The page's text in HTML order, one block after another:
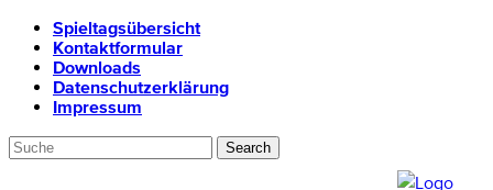
Spieltagsübersicht
Kontaktformular
Downloads
Datenschutzerklärung
Impressum